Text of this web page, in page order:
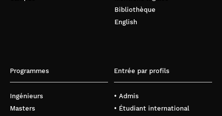
Bibliothèque
English
Programmes
Ingénieurs
Masters
Entrée par profils
• Admis
• Étudiant international